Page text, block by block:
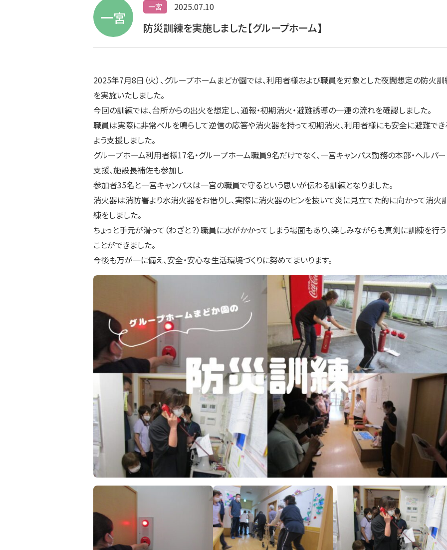
一宮
一宮 2025.07.10
防災訓練を実施しました【グループホーム】
2025年7月8日（火）、グループホームまどか園では、利用者様および職員を対象とした夜間想定の防火
を実施いたしました。
今回の訓練では、台所からの出火を想定し、通報・初期消火・避難誘導の一連の流れを確認しました。
職員は実際に非常ベルを鳴らして逆信の応答や消火器を持って初期消火、利用者様にも安全に避難でき
よう支援しました。
グループホーム利用者様17名・グループホーム職員9名だけでなく、一宮キャンパス勤務の本部・ヘルパー
支援、施設長補佐も参加し
参加者35名と一宮キャンパスは一宮の職員で守るという思いが伝わる訓練となりました。
消火器は消防署より水消火器をお借りし、実際に消火器のピンを抜いて炎に見立てた的に向かって消火
練をしました。
ちょっと手元が滑って（わざと？）職員に水がかかってしまう場面もあり、楽しみながらも真剣に訓練を行う
ことができました。
今後も万が一に備え、安全・安心な生活環境づくりに努めてまいります。